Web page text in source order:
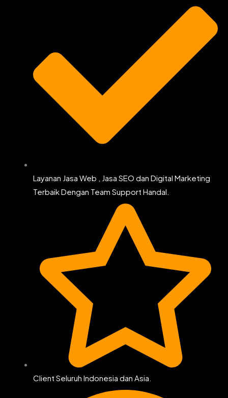
Layanan Jasa Web , Jasa SEO dan Digital Marketing
Terbaik Dengan Team Support Handal.
Client Seluruh Indonesia dan Asia.